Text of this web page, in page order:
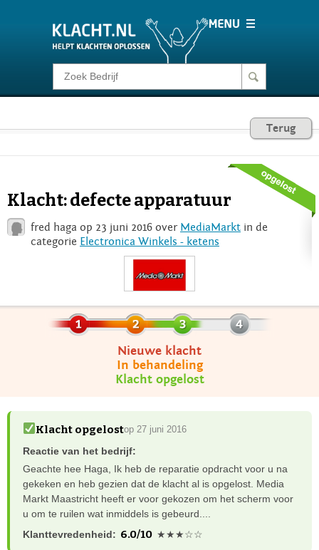
Klacht melden
Consumentenrecht Terug
Klacht: defecte apparatuur
fred haga op 23 juni 2016 over MediaMarkt in de
categorie Electronica Winkels - ketens
Nieuwe klacht
In behandeling
Klacht opgelost
Klacht opgelostop 27 juni 2016
Reactie van het bedrijf:
Geachte hee Haga, Ik heb de reparatie opdracht voor u na
gekeken en heb gezien dat de klacht al is opgelost. Media
Markt Maastricht heeft er voor gekozen om het scherm voor
u om te ruilen wat inmiddels is gebeurd....
Klanttevredenheid: 6.0/10 ★★★☆☆